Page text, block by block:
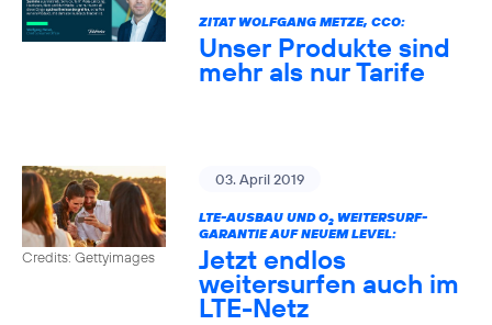
ZITAT WOLFGANG METZE, CCO:
Unser Produkte sind
mehr als nur Tarife
Credits: Gettyimages
03. April 2019
LTE-AUSBAU UND O2WEITERSURF-
GARANTIE AUF NEUEM LEVEL:
Jetzt endlos
weitersurfen auch im
LTE-Netz